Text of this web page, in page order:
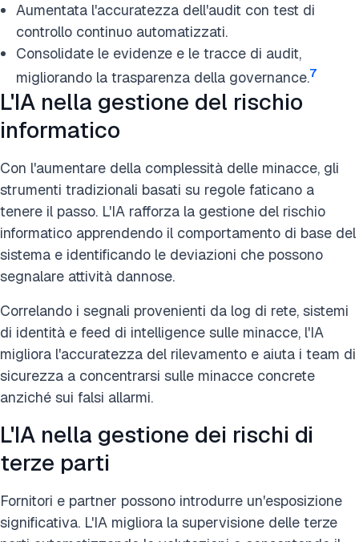
Aumentata l'accuratezza dell'audit con test di
controllo continuo automatizzati.
Consolidate le evidenze e le tracce di audit,
migliorando la trasparenza della governance.7
L'IA nella gestione del rischio
informatico
Con l'aumentare della complessità delle minacce, gli
strumenti tradizionali basati su regole faticano a
tenere il passo. L'IA rafforza la gestione del rischio
informatico apprendendo il comportamento di base del
sistema e identificando le deviazioni che possono
segnalare attività dannose.
Correlando i segnali provenienti da log di rete, sistemi
di identità e feed di intelligence sulle minacce, l'IA
migliora l'accuratezza del rilevamento e aiuta i team di
sicurezza a concentrarsi sulle minacce concrete
anziché sui falsi allarmi.
L'IA nella gestione dei rischi di
terze parti
Fornitori e partner possono introdurre un'esposizione
significativa. L'IA migliora la supervisione delle terze